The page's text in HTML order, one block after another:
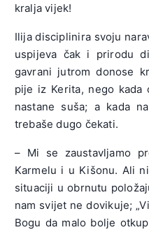
kralja vijek!
Ilija disciplinira svoju
uspijeva čak i prirodu
gavrani jutrom donose
pije iz Kerita, nego kada
nastane suša; a kada
trebaše dugo čekati.
– Mi se zaustavljamo
Karmelu i u Kišonu. Ali
situaciji u obrnutu
nam svijet ne dovikuje;
Bogu da malo bolje